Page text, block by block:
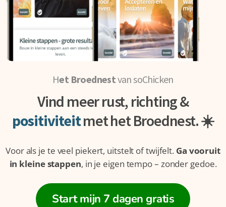
Het Broednestvan soChicken
Vind meer rust, richting &
positiviteitmet het Broednest. ☀️
Voor als je te veel piekert, uitstelt of twijfelt. Ga vooruit
in kleine stappen, in je eigen tempo – zonder gedoe.
Start mijn 7 dagen gratis